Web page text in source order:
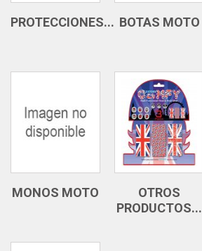
PROTECCIONES... BOTAS MOTO
MONOS MOTO
OTROS
PRODUCTOS...